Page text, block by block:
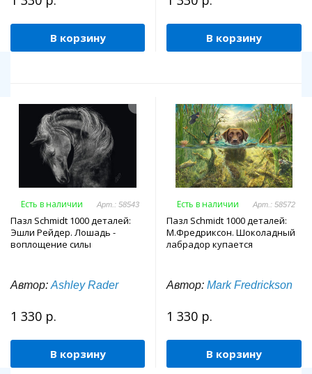
В корзину В корзину
Есть в наличии Арт.: 58543
Пазл Schmidt 1000 деталей:
Эшли Рейдер. Лошадь -
воплощение силы
Автор: Ashley Rader
1 330 р.
В корзину
Есть в наличии Арт.: 58572
Пазл Schmidt 1000 деталей:
М.Фредриксон. Шоколадный
лабрадор купается
Автор: Mark Fredrickson
1 330 р.
В корзину